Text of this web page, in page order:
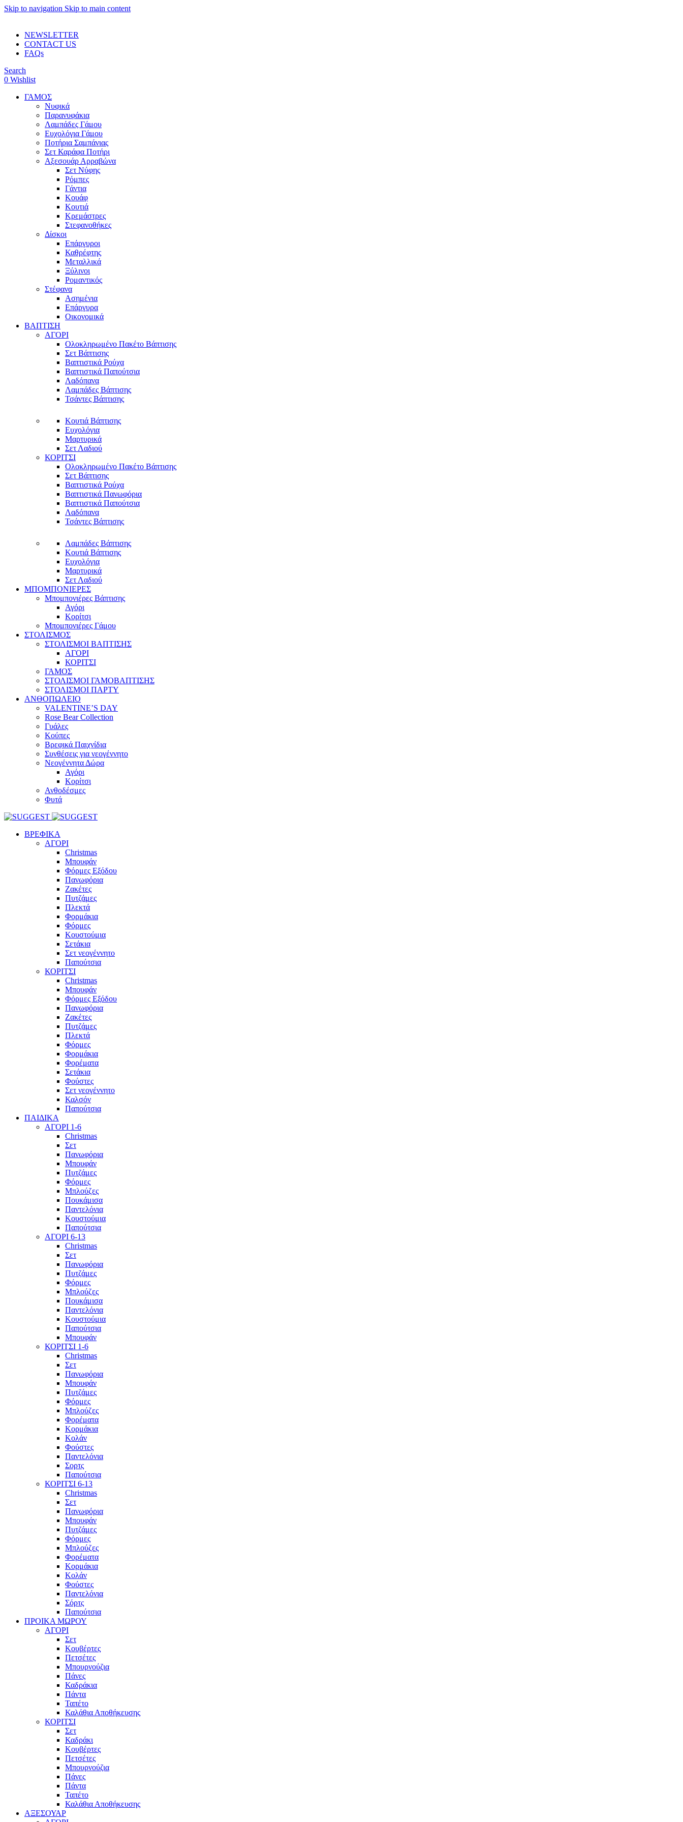
Skip to navigation Skip to main content
NEWSLETTER
CONTACT US
FAQs
Search
0 Wishlist
ΓΑΜΟΣ
Νυφικά
Παρανυφάκια
Λαμπάδες Γάμου
Ευχολόγια Γάμου
Ποτήρια Σαμπάνιας
Σετ Καράφα Ποτήρι
Αξεσουάρ Αρραβώνα
Σετ Νύφης
Ρόμπες
Γάντια
Κουάφ
Κουτιά
Κρεμάστρες
Στεφανοθήκες
Δίσκοι
Επάργυροι
Καθρέφτης
Μεταλλικά
Ξύλινοι
Ρομαντικός
Στέφανα
Ασημένια
Επάργυρα
Οικονομικά
ΒΑΠΤΙΣΗ
ΑΓΟΡΙ
Ολοκληρωμένο Πακέτο Βάπτισης
Σετ Βάπτισης
Βαπτιστικά Ρούχα
Βαπτιστικά Παπούτσια
Λαδόπανα
Λαμπάδες Βάπτισης
Τσάντες Βάπτισης
Κουτιά Βάπτισης
Ευχολόγια
Μαρτυρικά
Σετ Λαδιού
ΚΟΡΙΤΣΙ
Ολοκληρωμένο Πακέτο Βάπτισης
Σετ Βάπτισης
Βαπτιστικά Ρούχα
Βαπτιστικά Πανωφόρια
Βαπτιστικά Παπούτσια
Λαδόπανα
Τσάντες Βάπτισης
Λαμπάδες Βάπτισης
Κουτιά Βάπτισης
Ευχολόγια
Μαρτυρικά
Σετ Λαδιού
ΜΠΟΜΠΟΝΙΕΡΕΣ
Μπομπονιέρες Βάπτισης
Αγόρι
Κορίτσι
Μπομπονιέρες Γάμου
ΣΤΟΛΙΣΜΟΣ
ΣΤΟΛΙΣΜΟΙ ΒΑΠΤΙΣΗΣ
ΑΓΟΡΙ
ΚΟΡΙΤΣΙ
ΓΑΜΟΣ
ΣΤΟΛΙΣΜΟΙ ΓΑΜΟΒΑΠΤΙΣΗΣ
ΣΤΟΛΙΣΜΟΙ ΠΑΡΤΥ
ΑΝΘΟΠΩΛΕΙΟ
VALENTINE’S DAY
Rose Bear Collection
Γυάλες
Κούπες
Βρεφικά Παιχνίδια
Συνθέσεις για νεογέννητο
Νεογέννητα Δώρα
Αγόρι
Κορίτσι
Ανθοδέσμες
Φυτά
ΒΡΕΦΙΚΑ
ΑΓΟΡΙ
Christmas
Μπουφάν
Φόρμες Εξόδου
Πανωφόρια
Ζακέτες
Πυτζάμες
Πλεκτά
Φορμάκια
Φόρμες
Κουστούμια
Σετάκια
Σετ νεογέννητο
Παπούτσια
ΚΟΡΙΤΣΙ
Christmas
Μπουφάν
Φόρμες Εξόδου
Πανωφόρια
Ζακέτες
Πυτζάμες
Πλεκτά
Φόρμες
Φορμάκια
Φορέματα
Σετάκια
Φούστες
Σετ νεογέννητο
Καλσόν
Παπούτσια
ΠΑΙΔΙΚΑ
ΑΓΟΡΙ 1-6
Christmas
Σετ
Πανωφόρια
Μπουφάν
Πυτζάμες
Φόρμες
Μπλούζες
Πουκάμισα
Παντελόνια
Κουστούμια
Παπούτσια
ΑΓΟΡΙ 6-13
Christmas
Σετ
Πανωφόρια
Πυτζάμες
Φόρμες
Μπλούζες
Πουκάμισα
Παντελόνια
Κουστούμια
Παπούτσια
Μπουφάν
ΚΟΡΙΤΣΙ 1-6
Christmas
Σετ
Πανωφόρια
Μπουφάν
Πυτζάμες
Φόρμες
Μπλούζες
Φορέματα
Κορμάκια
Κολάν
Φούστες
Παντελόνια
Σορτς
Παπούτσια
ΚΟΡΙΤΣΙ 6-13
Christmas
Σετ
Πανωφόρια
Μπουφάν
Πυτζάμες
Φόρμες
Μπλούζες
Φορέματα
Κορμάκια
Κολάν
Φούστες
Παντελόνια
Σόρτς
Παπούτσια
ΠΡΟΙΚΑ ΜΩΡΟΥ
ΑΓΟΡΙ
Σετ
Κουβέρτες
Πετσέτες
Μπουρνούζια
Πάνες
Καδράκια
Πάντα
Ταπέτο
Καλάθια Αποθήκευσης
ΚΟΡΙΤΣΙ
Σετ
Καδράκι
Κουβέρτες
Πετσέτες
Μπουρνούζια
Πάνες
Πάντα
Ταπέτο
Καλάθια Αποθήκευσης
ΑΞΕΣΟΥΑΡ